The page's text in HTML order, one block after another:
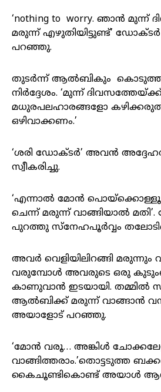
‘nothing to worry. ഞാൻ മുന്ന്
മരുന്ന് എഴുതിയിട്ടുണ്ട്’
പറഞ്ഞു.
തുടർന്ന് ആൽബികും
നിർദ്ദേശം. ‘മുന്ന്
മധുരപലഹാരങ്ങളോ കഴിക്കരുത്.
ഒഴിവാക്കണം.’
‘ശരി ഡോക്ടർ’ അവൻ
സ്വീകരിച്ചു.
‘എന്നാൽ മോൻ
ചെന്ന് മരുന്ന് വാങ്ങിയാൽ
പുറത്തു സ്നേഹപൂർവ്വം
അവർ വെളിയിലിറങ്ങി മരുന്നും
വരുമ്പോൾ അവരുടെ ഒരു
കാണുവാൻ ഇടയായി. തമ്മിൽ
ആൽബിക്ക് മരുന്ന് വാങ്ങാൻ
അയാളോട് പറഞ്ഞു.
‘മോൻ വരൂ… അങ്കിൾ
വാങ്ങിത്തരാം.’തൊട്ടടുത്ത
കൈചൂണ്ടികൊണ്ട് അയാൾ